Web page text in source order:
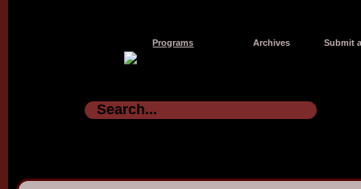
Programs Archives Submit